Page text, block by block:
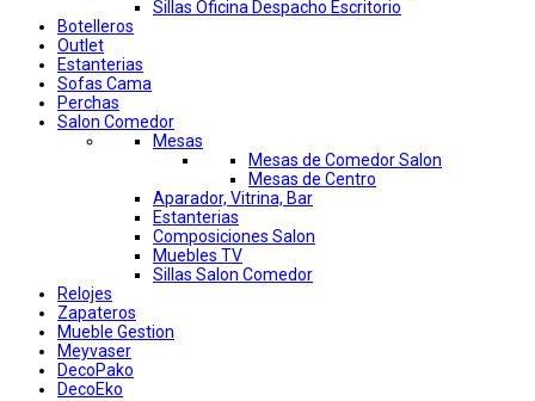
Sillas Oficina Despacho Escritorio
Botelleros
Outlet
Estanterias
Sofas Cama
Perchas
Salon Comedor
Mesas
Mesas de Comedor Salon
Mesas de Centro
Aparador, Vitrina, Bar
Estanterias
Composiciones Salon
Muebles TV
Sillas Salon Comedor
Relojes
Zapateros
Mueble Gestion
Meyvaser
DecoPako
DecoEko